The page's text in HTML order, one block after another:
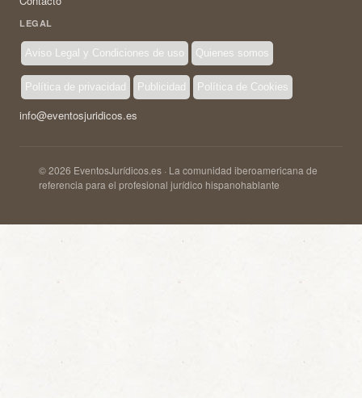
LEGAL
Aviso Legal y Condiciones de uso Quienes somos
Política de privacidad Publicidad Política de Cookies
info@eventosjuridicos.es
© 2026 EventosJurídicos.es · La comunidad iberoamericana de
referencia para el profesional jurídico hispanohablante